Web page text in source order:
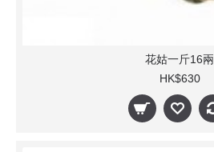
花姑一斤16兩
HK$630